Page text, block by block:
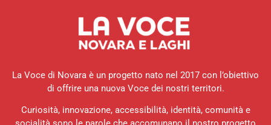
La Voce di Novara è un progetto nato nel 2017 con l’obiettivo
di offrire una nuova Voce dei nostri territori.
Curiosità, innovazione, accessibilità, identità, comunità e